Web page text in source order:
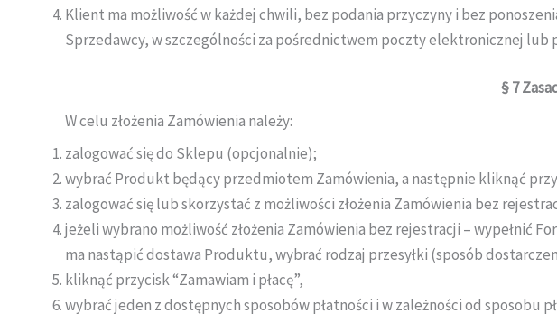
Klient ma możliwość w każdej chwili, bez podania przyczyny i bez
Sprzedawcy, w szczególności za pośrednictwem poczty elektronicznej lub
§ 7
W celu złożenia Zamówienia należy:
zalogować się do Sklepu (opcjonalnie);
wybrać Produkt będący przedmiotem Zamówienia, a następnie kliknąć
zalogować się lub skorzystać z możliwości złożenia Zamówienia bez
jeżeli wybrano możliwość złożenia Zamówienia bez rejestracji – wypełnić
ma nastąpić dostawa Produktu, wybrać rodzaj przesyłki (sposób
kliknąć przycisk “Zamawiam i płacę”,
wybrać jeden z dostępnych sposobów płatności i w zależności od sposobu